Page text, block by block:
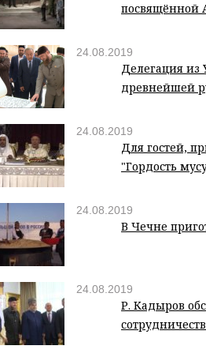
посвящённой
24.08.2019
Делегация из
древнейшей
24.08.2019
Для гостей,
"Гордость
24.08.2019
В Чечне
24.08.2019
Р. Кадыров